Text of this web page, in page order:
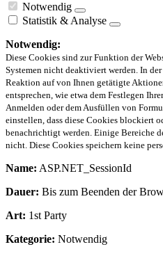
Notwendig
Statistik & Analyse
Notwendig:
Diese Cookies sind zur Funktion der
Systemen nicht deaktiviert werden. In
Reaktion auf von Ihnen getätigte
entsprechen, wie etwa dem Festlegen
Anmelden oder dem Ausfüllen von
einstellen, dass diese Cookies blockiert
benachrichtigt werden. Einige Bereiche
nicht. Diese Cookies speichern keine
Name: ASP.NET_SessionId
Dauer: Bis zum Beenden der
Art: 1st Party
Kategorie: Notwendig